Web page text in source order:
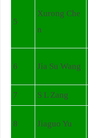
5
Xurong Che
n
6 Jia Su Wang
7 S L Zang
8 Jiaguo Yu